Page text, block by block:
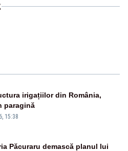
irigațiilor din România,
paragină
15:38
Păcuraru demască planul lui